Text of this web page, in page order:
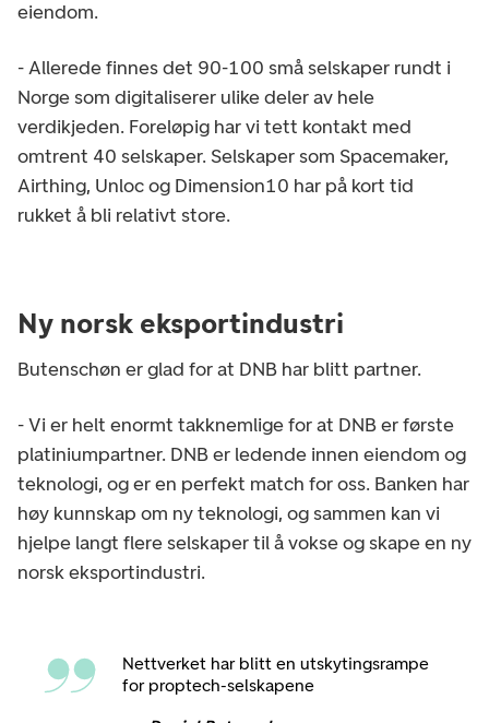
eiendom.
- Allerede finnes det 90-100 små selskaper rundt i
Norge som digitaliserer ulike deler av hele
verdikjeden. Foreløpig har vi tett kontakt med
omtrent 40 selskaper. Selskaper som Spacemaker,
Airthing, Unloc og Dimension10 har på kort tid
rukket å bli relativt store.
Ny norsk eksportindustri
Butenschøn er glad for at DNB har blitt partner.
- Vi er helt enormt takknemlige for at DNB er første
platiniumpartner. DNB er ledende innen eiendom og
teknologi, og er en perfekt match for oss. Banken har
høy kunnskap om ny teknologi, og sammen kan vi
hjelpe langt flere selskaper til å vokse og skape en ny
norsk eksportindustri.
Nettverket har blitt en utskytingsrampe
for proptech-selskapene